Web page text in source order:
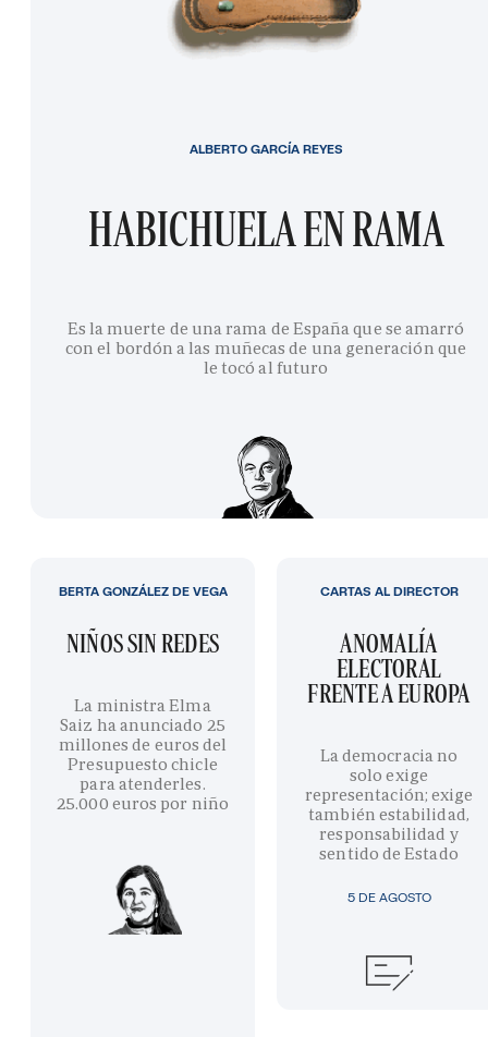
HABICHUELA EN RAMA
Es la muerte de una rama de España que se amarró
con el bordón a las muñecas de una generación que
le tocó al futuro
ALBERTO GARCÍA REYES
NIÑOS SIN REDES
La ministra Elma
Saiz ha anunciado 25
millones de euros del
Presupuesto chicle
para atenderles.
25.000 euros por niño
BERTA GONZÁLEZ DE VEGA
5 DE AGOSTO
ANOMALÍA
ELECTORAL
FRENTE A EUROPA
La democracia no
solo exige
representación; exige
también estabilidad,
responsabilidad y
sentido de Estado
CARTAS AL DIRECTOR